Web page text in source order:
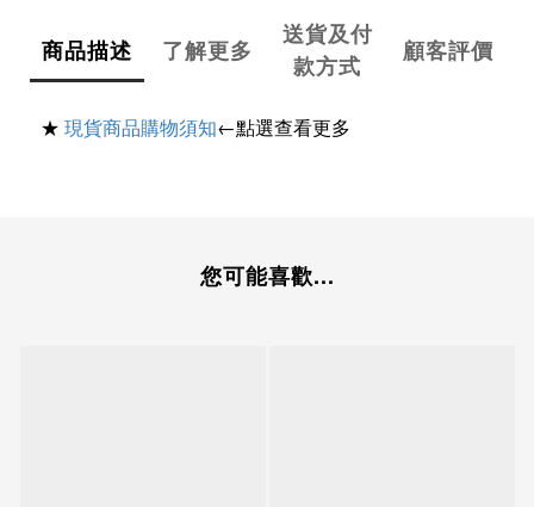
商品描述 了解更多
送貨及付
款方式
顧客評價
★ 現貨商品購物須知←點選查看更多
您可能喜歡...